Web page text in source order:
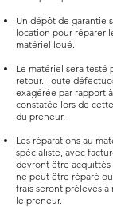
Un dépôt de garantie
location pour réparer
matériel loué.
Le matériel sera testé
retour. Toute
exagérée par rapport
constatée lors de
du preneur.
Les réparations au
spécialiste, avec
devront être acquittés
ne peut être réparé
frais seront prélevés
le preneur.